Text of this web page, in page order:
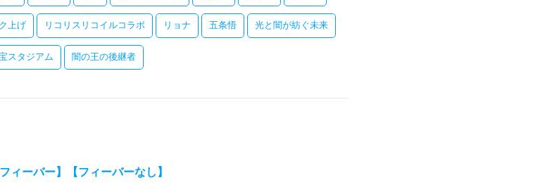
上げ リコリスリコイルコラボ リョナ 五条悟 光と闇が紡ぐ未来
スタジアム 闇の王の後継者
ィーバー】【フィーバーなし】